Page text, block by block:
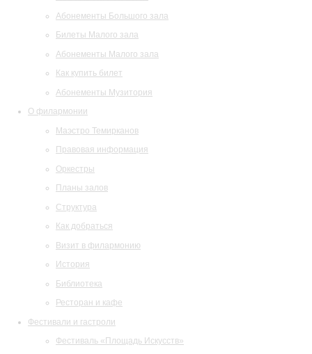
Абонементы Большого зала
Билеты Малого зала
Абонементы Малого зала
Как купить билет
Абонементы Музитория
О филармонии
Маэстро Темирканов
Правовая информация
Оркестры
Планы залов
Структура
Как добраться
Визит в филармонию
История
Библиотека
Ресторан и кафе
Фестивали и гастроли
Фестиваль «Площадь Искусств»